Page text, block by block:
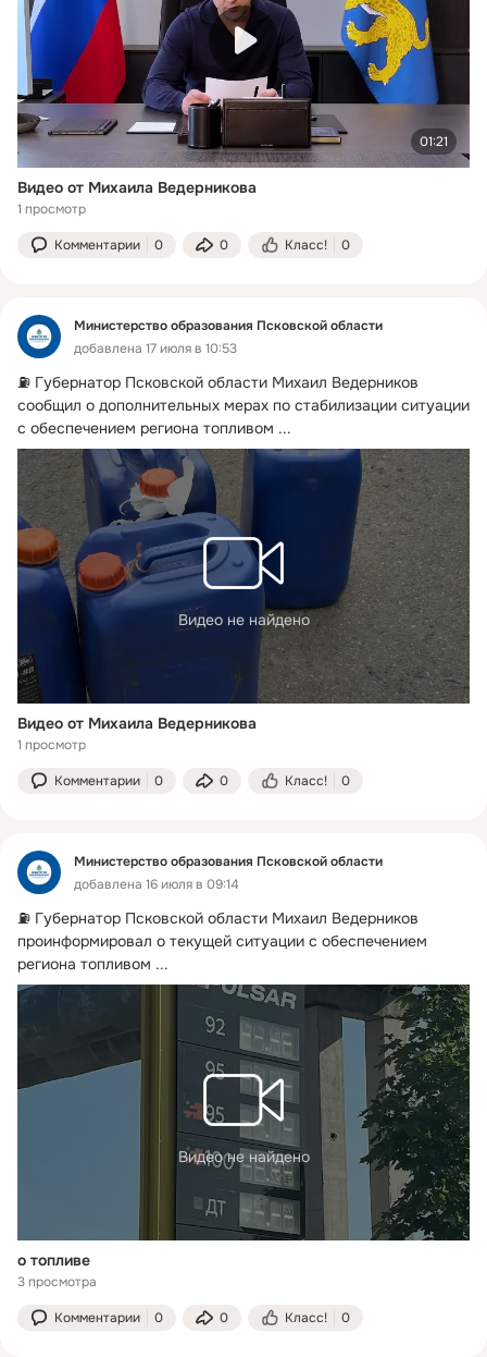
01:21
Видео от Михаила Ведерникова
1 просмотр
Комментарии 0 0 Класс! 0
Министерство образования Псковской области
добавлена 17 июля в 10:53
⛽️ Губернатор Псковской области Михаил Ведерников
сообщил о дополнительных мерах по стабилизации ситуации
с обеспечением региона топливом ...
Видео не найдено
Видео от Михаила Ведерникова
1 просмотр
Комментарии 0 0 Класс! 0
Министерство образования Псковской области
добавлена 16 июля в 09:14
⛽️ Губернатор Псковской области Михаил Ведерников
проинформировал о текущей ситуации с обеспечением
региона топливом ...
Видео не найдено
о топливе
3 просмотра
Комментарии 0 0 Класс! 0